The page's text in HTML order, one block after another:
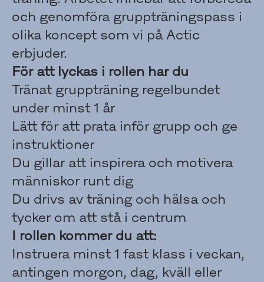
och genomföra gruppträningspass i
olika koncept som vi på Actic
erbjuder.
För att lyckas i rollen har du
Tränat gruppträning regelbundet
under minst 1 år
Lätt för att prata inför grupp och ge
instruktioner
Du gillar att inspirera och motivera
människor runt dig
Du drivs av träning och hälsa och
tycker om att stå i centrum
I rollen kommer du att:
Instruera minst 1 fast klass i veckan,
antingen morgon, dag, kväll eller